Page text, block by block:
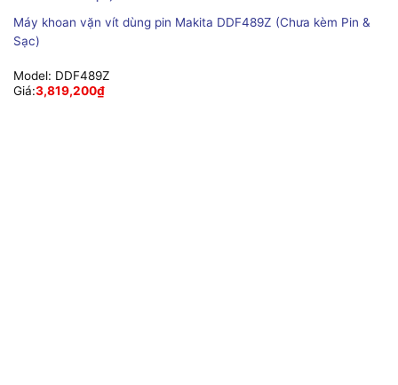
Máy khoan vặn vít dùng pin Makita DDF489Z (Chưa kèm Pin &
Sạc)
Model: DDF489Z
Giá:3,819,200₫